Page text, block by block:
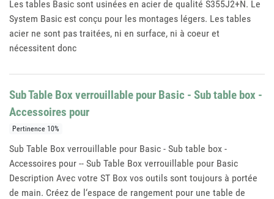
Les tables Basic sont usinées en acier de qualité S355J2+N. Le
System Basic est conçu pour les montages légers. Les tables
acier ne sont pas traitées, ni en surface, ni à coeur et
nécessitent donc
Sub Table Box verrouillable pour Basic - Sub table box -
Accessoires pour
Pertinence 10%
Sub Table Box verrouillable pour Basic - Sub table box -
Accessoires pour -- Sub Table Box verrouillable pour Basic
Description Avec votre ST Box vos outils sont toujours à portée
de main. Créez de l‘espace de rangement pour une table de